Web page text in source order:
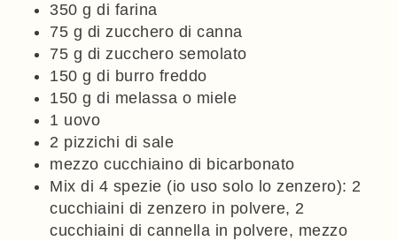
350 g di farina
75 g di zucchero di canna
75 g di zucchero semolato
150 g di burro freddo
150 g di melassa o miele
1 uovo
2 pizzichi di sale
mezzo cucchiaino di bicarbonato
Mix di 4 spezie (io uso solo lo zenzero): 2
cucchiaini di zenzero in polvere, 2
cucchiaini di cannella in polvere, mezzo